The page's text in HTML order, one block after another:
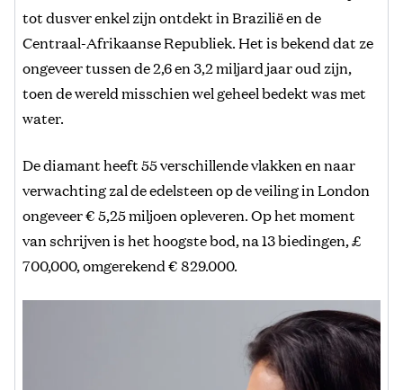
tot dusver enkel zijn ontdekt in Brazilië en de
Centraal-Afrikaanse Republiek. Het is bekend dat ze
ongeveer tussen de 2,6 en 3,2 miljard jaar oud zijn,
toen de wereld misschien wel geheel bedekt was met
water.
De diamant heeft 55 verschillende vlakken en naar
verwachting zal de edelsteen op de veiling in London
ongeveer € 5,25 miljoen opleveren. Op het moment
van schrijven is het hoogste bod, na 13 biedingen, £
700,000, omgerekend € 829.000.